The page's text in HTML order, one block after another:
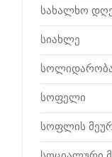
სახალხო
სიახლე
სოფელი
სოფლის